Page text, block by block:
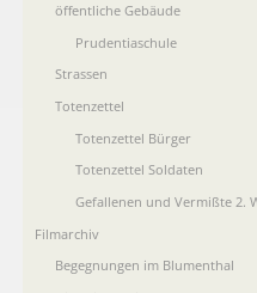
öffentliche Gebäude
Prudentiaschule
Strassen
Totenzettel
Totenzettel Bürger
Totenzettel Soldaten
Gefallenen und Vermißte 2.
Filmarchiv
Begegnungen im Blumenthal